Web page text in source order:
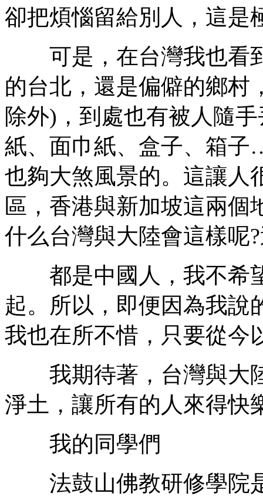
卻把煩惱留給別人，這是
可是，在台灣我也看
的台北，還是偏僻的鄉村
除外)，到處也有被人隨
紙、面巾紙、盒子、箱
也夠大煞風景的。這讓人
區，香港與新加坡這兩個
什么台灣與大陸會這樣呢
都是中國人，我不希
起。所以，即便因為我說
我也在所不惜，只要從今
我期待著，台灣與大
淨土，讓所有的人來得快
我的同學們
法鼓山佛教研修學院